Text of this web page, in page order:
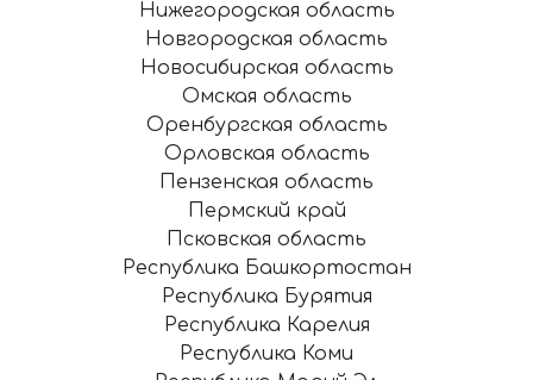
Нижегородская область
Новгородская область
Новосибирская область
Омская область
Оренбургская область
Орловская область
Пензенская область
Пермский край
Псковская область
Республика Башкортостан
Республика Бурятия
Республика Карелия
Республика Коми